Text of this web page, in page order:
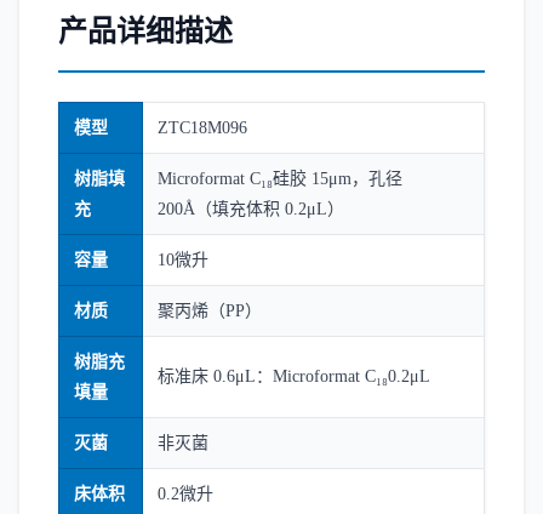
产品详细描述
模型 ZTC18M096
树脂填
充
Microformat C₁₈硅胶 15μm，孔径
200Å（填充体积 0.2μL）
容量 10微升
材质 聚丙烯（PP）
树脂充
填量
标准床 0.6μL：Microformat C₁₈0.2μL
灭菌 非灭菌
床体积 0.2微升